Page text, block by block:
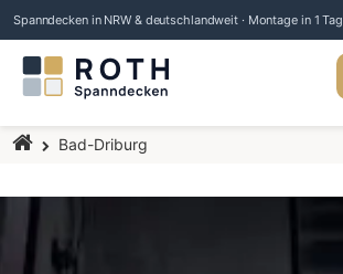
Spanndecken in NRW & deutschlandweit · Montage in 1 Tag
Startseite
Bad-Driburg